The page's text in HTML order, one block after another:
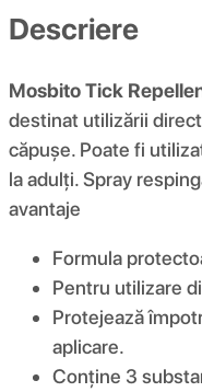
Descriere
Mosbito Tick
destinat utilizării
căpușe. Poate fi
la adulți. Spray
avantaje
Formula
Pentru utilizare
Protejează
aplicare.
Conține 3